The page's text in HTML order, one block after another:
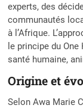
experts, des
communautés
à l’Afrique.
le principe du
santé humaine,
Origine et
Selon Awa Marie